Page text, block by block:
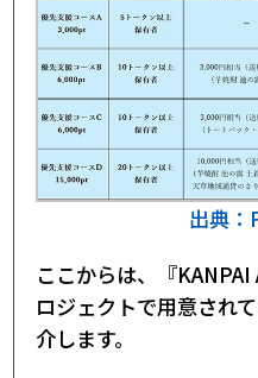
出典：
ここからは、『
ロジェクトで用意され
介します。